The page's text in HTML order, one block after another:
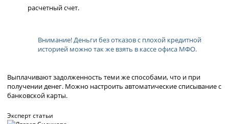
расчетный счет.
Внимание! Деньги без отказов с плохой кредитной
историей можно так же взять в кассе офиса МФО.
Выплачивают задолженность теми же способами, что и при
получении денег. Можно настроить автоматические списывание с
банковской карты.
Эксперт статьи